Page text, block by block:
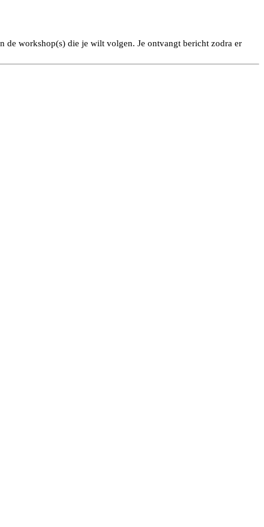
de workshop(s) die je wilt volgen. Je ontvangt bericht zodra er